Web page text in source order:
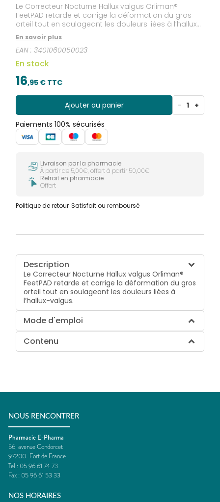
Le Correcteur Nocturne Hallux valgus Orliman®
FeetPAD retarde et corrige la déformation du gros
orteil tout en soulageant les douleurs liées à l’hallux-
valgus.
En savoir plus
EAN :3401060050023
En stock
16,95 € TTC
Ajouter au panier - 1 +
Paiements 100% sécurisés
Livraison par la pharmacie
À partir de 5,00€, offert à partir 50,00€
Retrait en pharmacie
Offert
Politique de retour Satisfait ou remboursé
Description
Le Correcteur Nocturne Hallux valgus Orliman®
FeetPAD retarde et corrige la déformation du gros
orteil tout en soulageant les douleurs liées à
l’hallux-valgus.
Mode d'emploi
Contenu
NOUS RENCONTRER
Pharmacie E-Pharma
56, avenue Condorcet
97200 Fort de France
Tel : 05 96 61 74 73
Fax : 05 96 61 53 33
NOS HORAIRES